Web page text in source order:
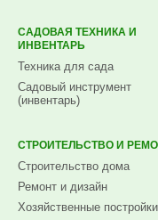
САДОВАЯ ТЕХНИКА И
ИНВЕНТАРЬ
Техника для сада
Садовый инструмент
(инвентарь)
СТРОИТЕЛЬСТВО И
Строительство дома
Ремонт и дизайн
Хозяйственные постройки